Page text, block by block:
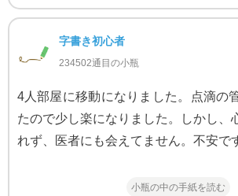
字書き初心者
234502通目の小瓶
4人部屋に移動になりました。点滴の
たので少し楽になりました。しかし、
れず、医者にも会えてません。不安で
小瓶の中の手紙を読む